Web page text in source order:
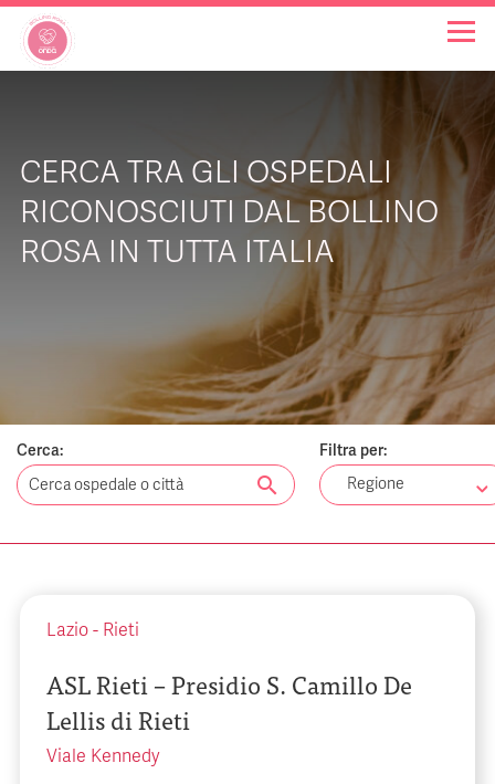
INIZIATIVE
NOTIZIE
CHI SIAMO
CERCA TRA GLI OSPEDALI
RICONOSCIUTI DAL BOLLINO
ROSA IN TUTTA ITALIA
Cerca:
search
Filtra per:
Regione
Lazio - Rieti
ASL Rieti – Presidio S. Camillo De
Lellis di Rieti
Viale Kennedy